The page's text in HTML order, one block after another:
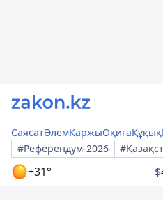
СаясатӘлемҚаржыОқиғаҚұқық
#Референдум-2026
+31° $